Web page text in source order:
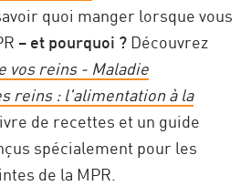
quoi manger lorsque vous
– et pourquoi ? Découvrez
vos reins - Maladie
reins : l'alimentation à la
livre de recettes et un guide
spécialement pour les
de la MPR.